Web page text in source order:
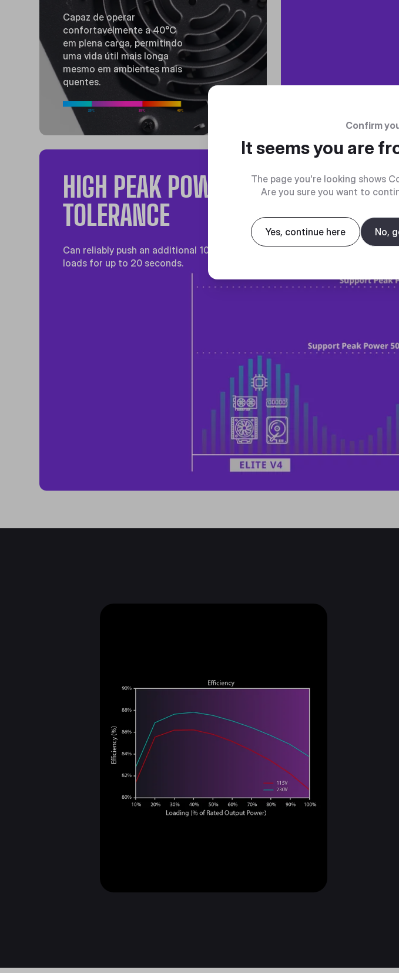
Capaz de operar
confortavelmente a 40°C
em plena carga, permitindo
uma vida útil mais longa
mesmo em ambientes mais
quentes.
HIGH PEAK POWER
TOLERANCE
Can reliably push an additional 100W at peak power
loads for up to 20 seconds.
Confirm
It seems you are
The page you're looking shows
Are you sure you want to
Yes, continue here No,